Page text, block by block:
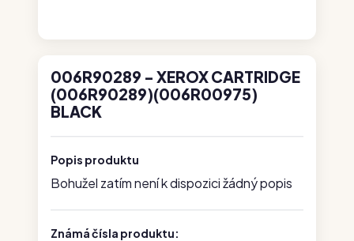
006R90289 - XEROX CARTRIDGE
(006R90289)(006R00975)
BLACK
Popis produktu
Bohužel zatím není k dispozici žádný popis
Známá čísla produktu: